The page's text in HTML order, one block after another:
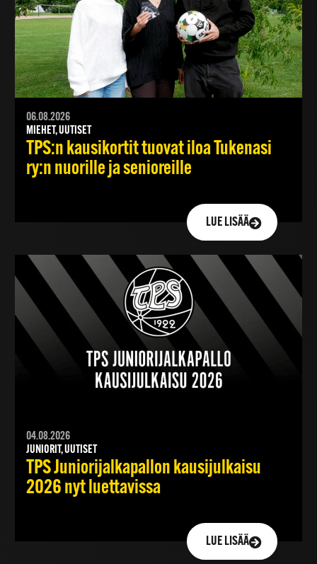
06.08.2026
MIEHET, UUTISET
TPS:n kausikortit tuovat iloa Tukenasi
ry:n nuorille ja senioreille
LUE LISÄÄ
04.08.2026
JUNIORIT, UUTISET
TPS Juniorijalkapallon kausijulkaisu
2026 nyt luettavissa
LUE LISÄÄ